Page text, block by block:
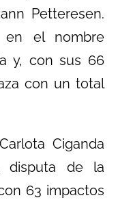
Petteresen.
en el nombre
y, con sus 66
con un total
Ciganda
de la
63 impactos